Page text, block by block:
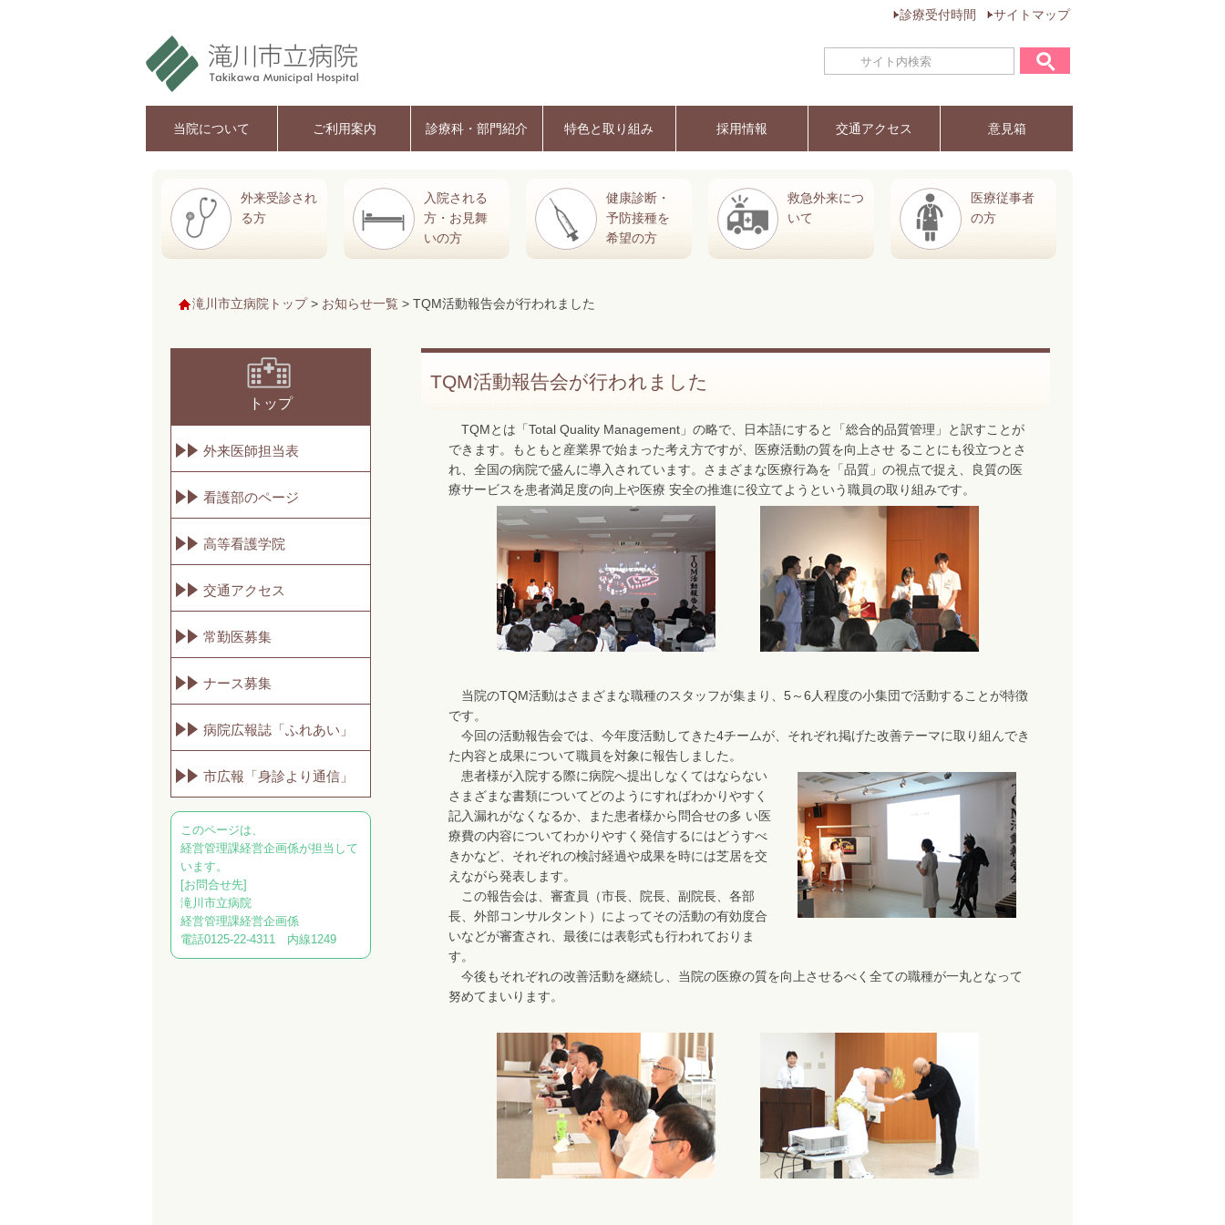
診療受付時間 サイトマップ
当院について ご利用案内 診療科・部門紹介 特色と取り組み 採用情報 交通アクセス 意見箱
外来受診され
る方
入院される
方・お見舞
いの方
健康診断・
予防接種を
希望の方
救急外来につ
いて
医療従事者
の方
滝川市立病院トップ> お知らせ一覧 > TQM活動報告会が行われました
トップ
外来医師担当表
看護部のページ
高等看護学院
交通アクセス
常勤医募集
ナース募集
病院広報誌「ふれあい」
市広報「身診より通信」
このページは、
経営管理課経営企画係が担当して
います。
[お問合せ先]
滝川市立病院
経営管理課経営企画係
電話0125-22-4311 内線1249
TQM活動報告会が行われました
TQMとは「Total Quality Management」の略で、日本語にすると「総合的品質管理」と訳すことが
できます。もともと産業界で始まった考え方ですが、医療活動の質を向上させ ることにも役立つとさ
れ、全国の病院で盛んに導入されています。さまざまな医療行為を「品質」の視点で捉え、良質の医
療サービスを患者満足度の向上や医療 安全の推進に役立てようという職員の取り組みです。
当院のTQM活動はさまざまな職種のスタッフが集まり、5～6人程度の小集団で活動することが特徴
です。
今回の活動報告会では、今年度活動してきた4チームが、それぞれ掲げた改善テーマに取り組んでき
た内容と成果について職員を対象に報告しました。
患者様が入院する際に病院へ提出しなくてはならない
さまざまな書類についてどのようにすればわかりやすく
記入漏れがなくなるか、また患者様から問合せの多 い医
療費の内容についてわかりやすく発信するにはどうすべ
きかなど、それぞれの検討経過や成果を時には芝居を交
えながら発表します。
この報告会は、審査員（市長、院長、副院長、各部
長、外部コンサルタント）によってその活動の有効度合
いなどが審査され、最後には表彰式も行われておりま
す。
今後もそれぞれの改善活動を継続し、当院の医療の質を向上させるべく全ての職種が一丸となって
努めてまいります。